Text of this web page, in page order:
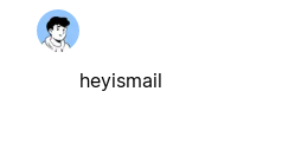
heyismail